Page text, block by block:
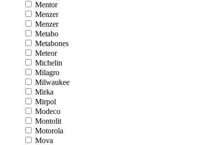
Mentor
Menzer
Menzer
Metabo
Metabones
Meteor
Michelin
Milagro
Milwaukee
Mirka
Mirpol
Modeco
Montolit
Motorola
Mova